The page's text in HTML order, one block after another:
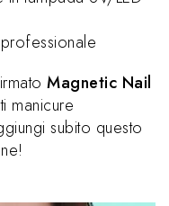
Magnetic Nail
manicure
subito questo